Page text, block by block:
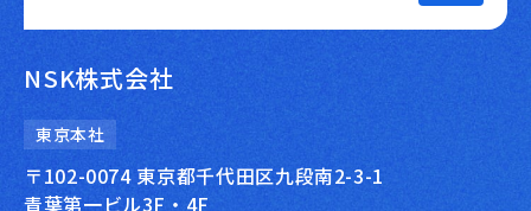
NSK株式会社
東京本社
〒102-0074 東京都千代田区九段南2-3-1
青葉第一ビル3F・4F